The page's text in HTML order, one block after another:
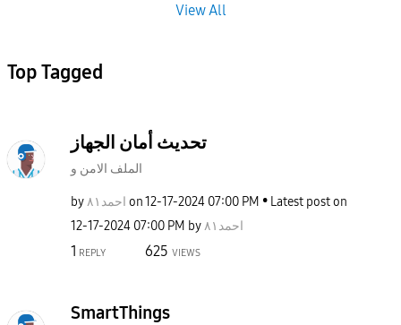
View All
Top Tagged
تحديث أمان الجهاز
الملف الامن و
by احمد٨١ on‎12-17-2024 07:00 PM
Latest post on
‎12-17-2024 07:00 PM by احمد٨١
1 REPLY 625 VIEWS
SmartThings